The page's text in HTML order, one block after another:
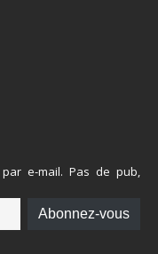
e-mail. Pas de pub,
Abonnez-vous